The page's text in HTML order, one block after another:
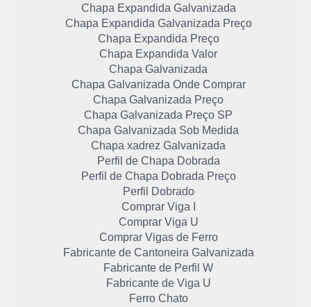
Chapa Expandida Galvanizada
Chapa Expandida Galvanizada Preço
Chapa Expandida Preço
Chapa Expandida Valor
Chapa Galvanizada
Chapa Galvanizada Onde Comprar
Chapa Galvanizada Preço
Chapa Galvanizada Preço SP
Chapa Galvanizada Sob Medida
Chapa xadrez Galvanizada
Perfil de Chapa Dobrada
Perfil de Chapa Dobrada Preço
Perfil Dobrado
Comprar Viga I
Comprar Viga U
Comprar Vigas de Ferro
Fabricante de Cantoneira Galvanizada
Fabricante de Perfil W
Fabricante de Viga U
Ferro Chato